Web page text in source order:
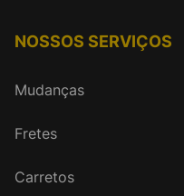
NOSSOS SERVIÇOS
Mudanças
Fretes
Carretos